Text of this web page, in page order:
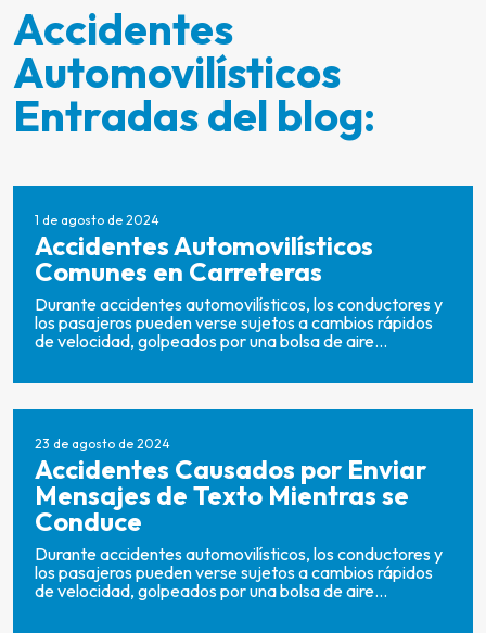
Accidentes
Automovilísticos
Entradas del blog:
1 de agosto de 2024
Accidentes Automovilísticos
Comunes en Carreteras
Durante accidentes automovilísticos, los conductores y
los pasajeros pueden verse sujetos a cambios rápidos
de velocidad, golpeados por una bolsa de aire...
23 de agosto de 2024
Accidentes Causados por Enviar
Mensajes de Texto Mientras se
Conduce
Durante accidentes automovilísticos, los conductores y
los pasajeros pueden verse sujetos a cambios rápidos
de velocidad, golpeados por una bolsa de aire...